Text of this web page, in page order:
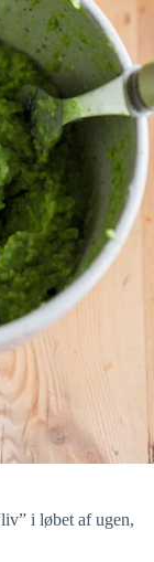
i løbet af ugen,